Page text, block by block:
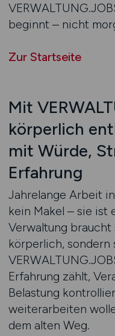
beginnt – nicht
Zur Startseite
Mit
körperlich
mit Würde,
Erfahrung
Jahrelange Arbeit
kein Makel – sie ist
Verwaltung
körperlich, sondern
Erfahrung zählt,
Belastung
weiterarbeiten
dem alten Weg.